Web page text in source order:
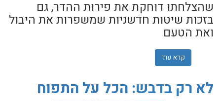
שהצלחתו דוחקת את פירות ההדר, גם
בזכות שיטות חדשניות שמשפרות את היבול
ואת הטעם
קרא עוד
לא רק בדבש: הכל על התפוח